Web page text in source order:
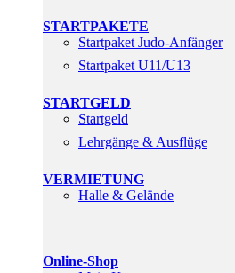
STARTPAKETE
Startpaket Judo-Anfänger
Startpaket U11/U13
STARTGELD
Startgeld
Lehrgänge & Ausflüge
VERMIETUNG
Halle & Gelände
Online-Shop